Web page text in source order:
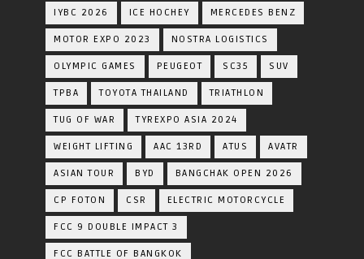
IYBC 2026 ICE HOCHEY MERCEDES BENZ
MOTOR EXPO 2023 NOSTRA LOGISTICS
OLYMPIC GAMES PEUGEOT SC35 SUV
TPBA TOYOTA​ THAILAND​ TRIATHLON
TUG OF WAR TYREXPO ASIA 2024
WEIGHT LIFTING AAC 13RD ATUS AVATR
ASIAN TOUR BYD BANGCHAK OPEN 2026
CP FOTON CSR ELECTRIC MOTORCYCLE
FCC 9 DOUBLE IMPACT 3
FCC BATTLE OF BANGKOK